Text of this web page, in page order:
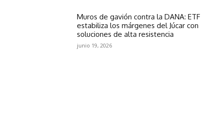
Muros de gavión contra la DANA: ETF
estabiliza los márgenes del Júcar con
soluciones de alta resistencia
junio 19, 2026